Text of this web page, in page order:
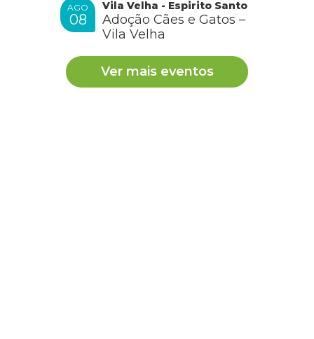
AGO
08
Vila Velha - Espirito Santo
Adoção Cães e Gatos –
Vila Velha
Ver mais eventos